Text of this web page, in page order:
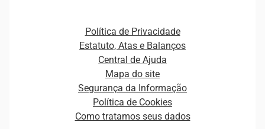
Plataformas e Motores de decisão
Curso Gratuito de Saúde Financeira
Empreendedorismo
Estudos e Pesquisas
Distribuidores e representantes
Estrutura Organizacional
Sala de Imprensa
Política de Privacidade
Estatuto, Atas e Balanços
Central de Ajuda
Mapa do site
Segurança da Informação
Política de Cookies
Como tratamos seus dados